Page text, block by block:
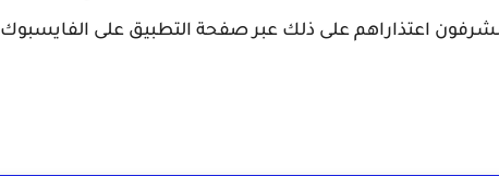
اعتذاراهم على ذلك عبر صفحة التطبيق على الفايسبوك